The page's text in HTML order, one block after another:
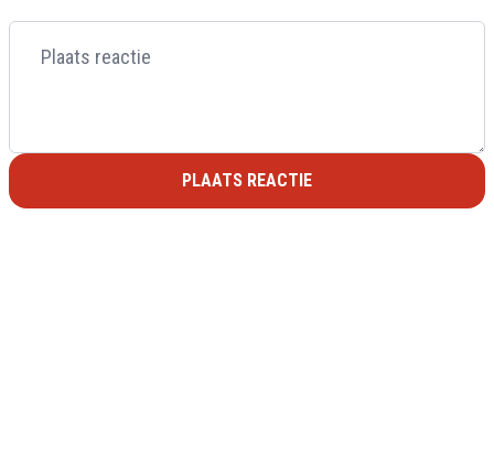
PLAATS REACTIE